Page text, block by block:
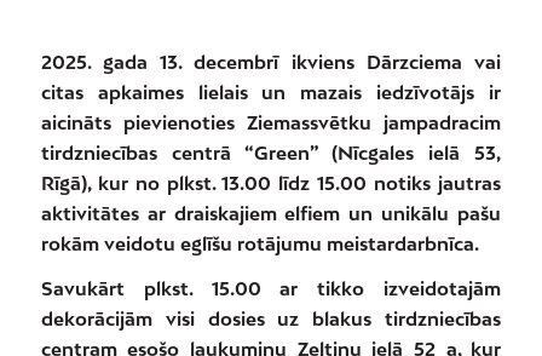
2025. gada 13. decembrī ikviens Dārzciema vai
citas apkaimes lielais un mazais iedzīvotājs ir
aicināts pievienoties Ziemassvētku jampadracim
tirdzniecības centrā “Green” (Nīcgales ielā 53,
Rīgā), kur no plkst. 13.00 līdz 15.00 notiks jautras
aktivitātes ar draiskajiem elfiem un unikālu pašu
rokām veidotu eglīšu rotājumu meistardarbnīca.
Savukārt plkst. 15.00 ar tikko izveidotajām
dekorācijām visi dosies uz blakus tirdzniecības
centram esošo laukumiņu Zeltiņu ielā 52 a, kur